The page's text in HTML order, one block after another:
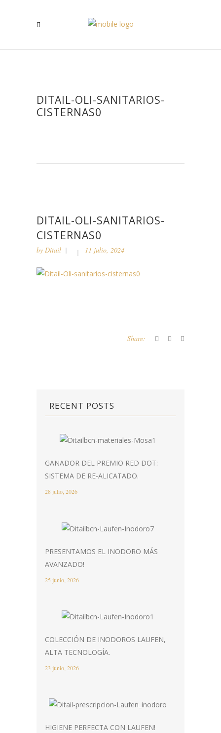
DITAIL-OLI-SANITARIOS-
CISTERNAS0
DITAIL-OLI-SANITARIOS-
CISTERNAS0
by Ditail 11 julio, 2024
Share:
RECENT POSTS
GANADOR DEL PREMIO RED DOT:
SISTEMA DE RE-ALICATADO.
28 julio, 2026
PRESENTAMOS EL INODORO MÁS
AVANZADO!
25 junio, 2026
COLECCIÓN DE INODOROS LAUFEN,
ALTA TECNOLOGÍA.
23 junio, 2026
HIGIENE PERFECTA CON LAUFEN!